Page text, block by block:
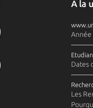
A la
Année
Dates
Les